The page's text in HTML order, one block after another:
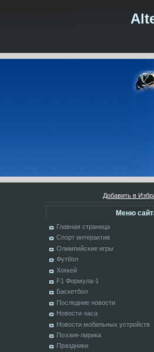
Добавить в
Меню
Главная страница
Спорт интерактив
Олимпийские игры
Футбол
Хоккей
F1 Формула-1
Баскетбол
Последние новости
Новости часа
Новости мобильных устройств
Поэзия-лирика
Праздники